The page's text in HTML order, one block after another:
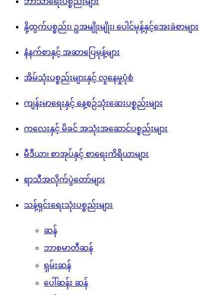
အလှအပနှင့် တစ်ကိုယ်ရည်သုံးပစ္စည်းများ
ဘာသာရေးပစ္စည်းများ
နို့ထွက်ပစ္စည်း၊ ဥအမျိုးမျိုး၊ ပေါင်မုန့်နှင့်အေးခဲစာများ
နံနက်စာနှင့် အဆာပြေမုန့်များ
အိမ်သုံးပစ္စည်းများနှင့် လူနေမှုပုံစံ
ကျန်း‌မာရေးနှင့် နေ့စဉ်သုံးဆေးပစ္စည်းများ
ကလေးနှင့် မိခင် အသုံးအဆောင်ပစ္စည်းများ
မီဒီယာ၊ စာအုပ်နှင့် စာရေးကိရိယာများ
ရာသီအလိုက်ပွဲတော်များ
သန့်ရှင်းရေးသုံးပစ္စည်းများ
ဆန်
ဘာစမာတီဆန်